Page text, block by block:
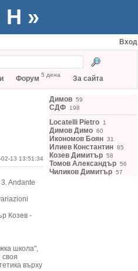
Вход
Форум 5 дена За сайта
13 13:51:34
Andante
Козев -
школа",
върху
Димов 59
СДФ 198
Locatelli Pietro 1
Димов Димо 60
Икономов Боян 31
Илиев Константин 85
Козев Димитър 58
Томов Александър 56
Чиликов Димитър 57